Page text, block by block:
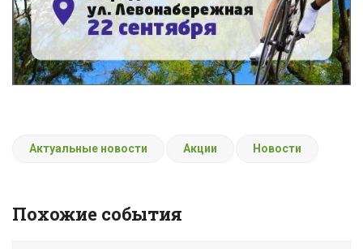
Актуальные новости Акции Новости
Похожие события